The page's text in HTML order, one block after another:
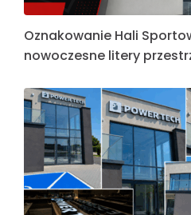
Oznakowanie Hali
nowoczesne litery